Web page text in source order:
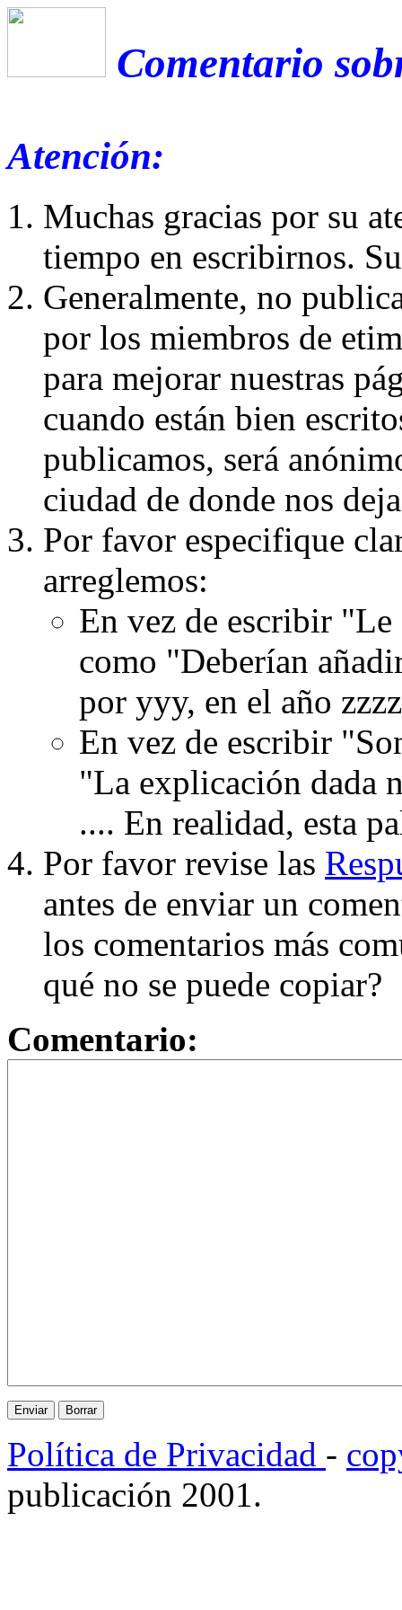
Comentario
Atención:
Muchas gracias por su
tiempo en escribirnos.
Generalmente, no
por los miembros de
para mejorar nuestras
cuando están bien
publicamos, será
ciudad de donde nos
Por favor especifique
arreglemos:
En vez de escribir
como "Deberían
por yyy, en el año
En vez de escribir
"La explicación dada
.... En realidad, esta
Por favor revise las
antes de enviar un
los comentarios más
qué no se puede copiar?
Comentario:
Política de Privacidad -
publicación 2001.